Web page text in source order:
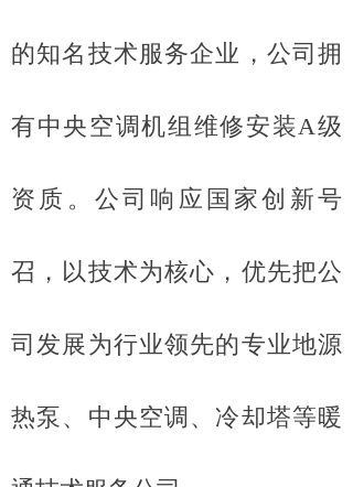
的知名技术服务企业，公司拥
有中央空调机组维修安装A级
资质。公司响应国家创新号
召，以技术为核心，优先把公
司发展为行业领先的专业地源
热泵、中央空调、冷却塔等暖